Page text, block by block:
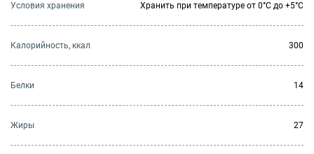
Условия хранения Хранить при температуре от 0°С до +5°С
Калорийность, ккал 300
Белки 14
Жиры 27